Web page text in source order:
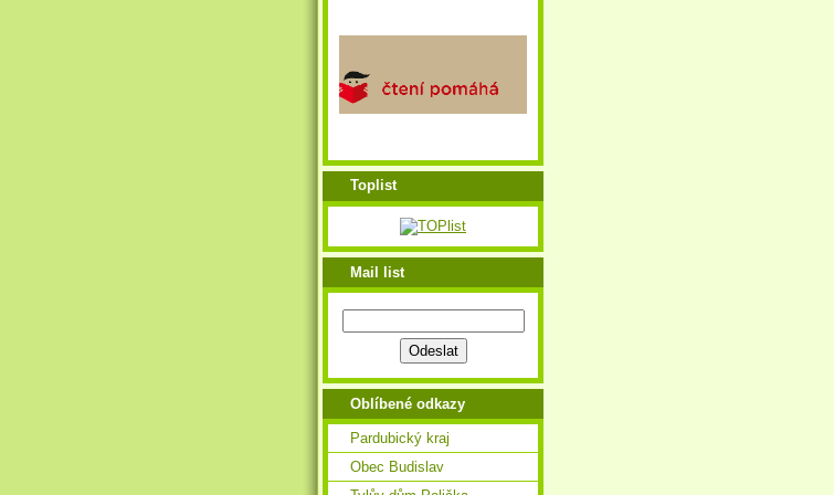
Toplist
Mail list
Oblíbené odkazy
Pardubický kraj
Obec Budislav